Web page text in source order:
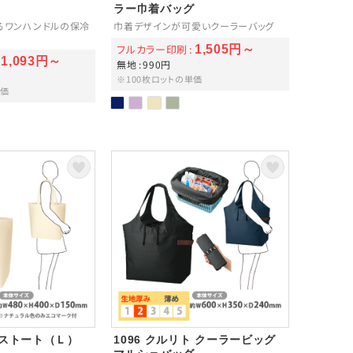
ワンハンドルの保冷
1,093円～
ラー巾着バッグ
巾着デザインが可愛いクーラーバッグ
無地 990円
フルカラー印刷 1,505円～
※100枚ロットの単価
トート（Ｌ）
1096 クルリト クーラービッグ